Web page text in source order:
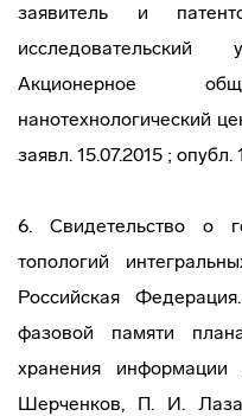
заявитель и
Акционерное
нанотехнологический
заявл. 15.07.2015 ; опубл.
6. Свидетельство о
топологий
Российская
фазовой памяти
хранения
Шерченков, П. И.